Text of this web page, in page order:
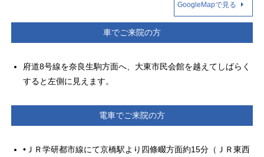
GoogleMapで見る
車でご来院の方
府道8号線を奈良生駒方面へ、大東市民会館を越えてしばらく
すると左側に見えます。
電車でご来院の方
•ＪＲ学研都市線にて京橋駅より四條畷方面約15分（ＪＲ東西